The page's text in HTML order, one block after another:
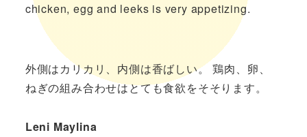
chicken, egg and leeks is very appetizing.
外側はカリカリ、内側は香ばしい。 鶏肉、卵、
ねぎの組み合わせはとても食欲をそそります。
Leni Maylina